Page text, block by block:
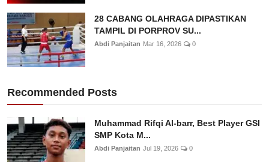
28 CABANG OLAHRAGA DIPASTIKAN
TAMPIL DI PORPROV SU...
Abdi Panjaitan Mar 16, 2026 0
Recommended Posts
Muhammad Rifqi Al-barr, Best Player GSI
SMP Kota M...
Abdi Panjaitan Jul 19, 2026 0